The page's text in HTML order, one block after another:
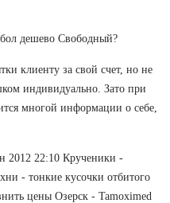
дешево Свободный?
клиенту за свой счет, но не
индивидуально. Зато при
многой информации о себе,
2012 22:10 Крученики -
- тонкие кусочки отбитого
цены Озерск - Tamoximed